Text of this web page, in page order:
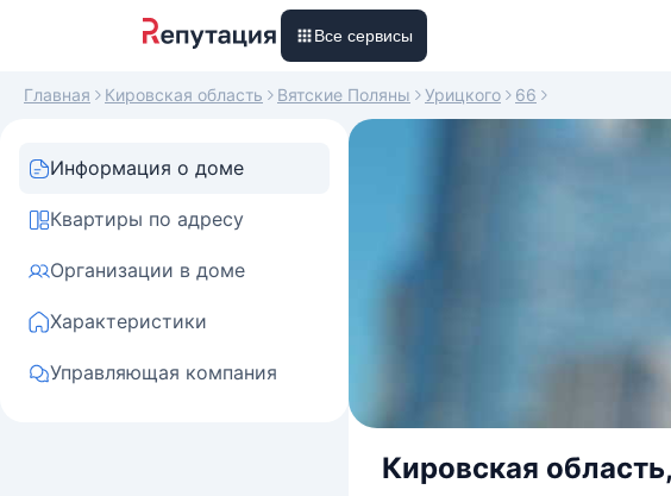
Все сервисы
Главная Кировская область Вятские Поляны Урицкого 66
Информация о доме
Квартиры по адресу
Организации в доме
Характеристики
Управляющая компания
Кировская